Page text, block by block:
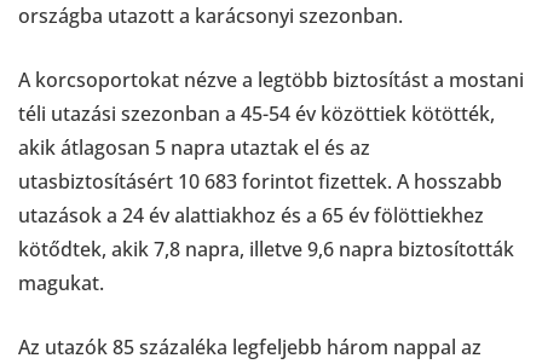
országba utazott a karácsonyi szezonban.
A korcsoportokat nézve a legtöbb biztosítást a mostani
téli utazási szezonban a 45-54 év közöttiek kötötték,
akik átlagosan 5 napra utaztak el és az
utasbiztosításért 10 683 forintot fizettek. A hosszabb
utazások a 24 év alattiakhoz és a 65 év fölöttiekhez
kötődtek, akik 7,8 napra, illetve 9,6 napra biztosították
magukat.
Az utazók 85 százaléka legfeljebb három nappal az